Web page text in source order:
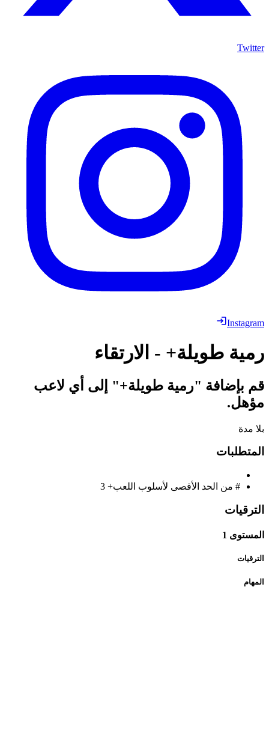
Twitter
Instagram
رمية طويلة+ - الارتقاء
قم بإضافة "رمية طويلة+" إلى أي لاعب
مؤهل.
بلا مدة
المتطلبات
# من الحد الأقصى لأسلوب اللعب+
الترقيات
المستوى 1
الترقيات
المهام